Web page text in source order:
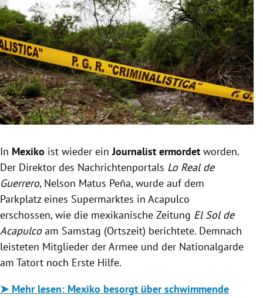
Untermenü
Untermenü
Untermenü
Untermenü
Untermenü
Untermenü
In Mexiko ist wieder einJournalist ermordet worden.
Der Direktor des Nachrichtenportals Lo Real de
Guerrero, Nelson Matus Peña, wurde auf dem
Parkplatz eines Supermarktes in Acapulco
erschossen, wie die mexikanische Zeitung El Sol de
Acapulcoam Samstag (Ortszeit) berichtete. Demnach
leisteten Mitglieder der Armee und der Nationalgarde
am Tatort noch Erste Hilfe.
➤ Mehr lesen: Mexiko besorgt über schwimmende